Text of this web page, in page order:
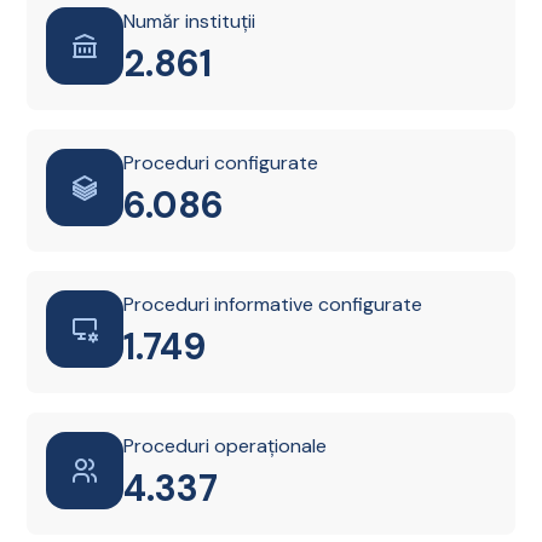
Număr instituții
2.861
Proceduri configurate
6.087
Proceduri informative configurate
1.749
Proceduri operaționale
4.338